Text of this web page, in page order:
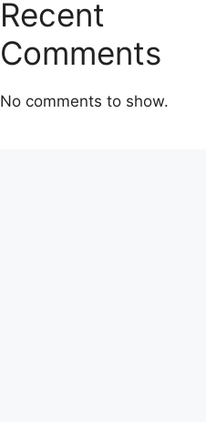
Recent
Comments
No comments to show.